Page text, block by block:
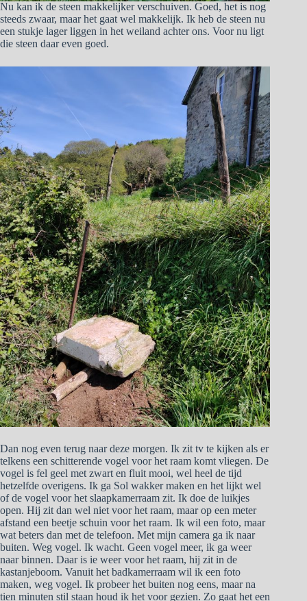
Nu kan ik de steen makkelijker verschuiven. Goed, het is nog
steeds zwaar, maar het gaat wel makkelijk. Ik heb de steen nu
een stukje lager liggen in het weiland achter ons. Voor nu ligt
die steen daar even goed.
Dan nog even terug naar deze morgen. Ik zit tv te kijken als er
telkens een schitterende vogel voor het raam komt vliegen. De
vogel is fel geel met zwart en fluit mooi, wel heel de tijd
hetzelfde overigens. Ik ga Sol wakker maken en het lijkt wel
of de vogel voor het slaapkamerraam zit. Ik doe de luikjes
open. Hij zit dan wel niet voor het raam, maar op een meter
afstand een beetje schuin voor het raam. Ik wil een foto, maar
wat beters dan met de telefoon. Met mijn camera ga ik naar
buiten. Weg vogel. Ik wacht. Geen vogel meer, ik ga weer
naar binnen. Daar is ie weer voor het raam, hij zit in de
kastanjeboom. Vanuit het badkamerraam wil ik een foto
maken, weg vogel. Ik probeer het buiten nog eens, maar na
tien minuten stil staan houd ik het voor gezien. Zo gaat het een